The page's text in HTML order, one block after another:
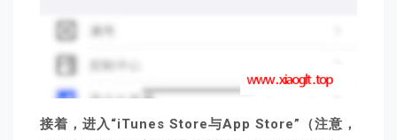
接着，进入“iTunes Store与App Store”（注意，